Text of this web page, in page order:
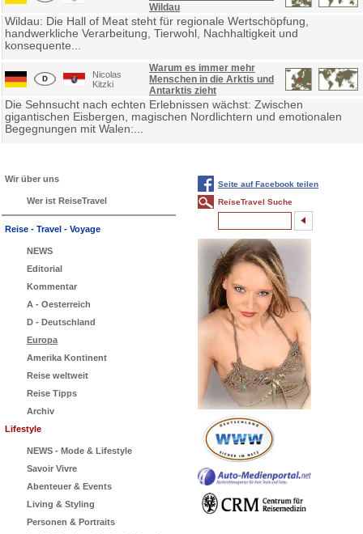
Wildau
Wildau: Die Hall of Meat steht für regionale Wertschöpfung,
handwerkliche Verarbeitung, Tierwohl, Nachhaltigkeit und
konsequente...
Nicolas
Kitzki
Warum es immer mehr
Menschen in die Arktis und
Antarktis zieht
Die Sehnsucht nach echten Erlebnissen wächst: Zwischen
gigantischen Eisbergen, magischen Nordlichtern und emotionalen
Begegnungen mit Walen:...
Wir über uns
Wer ist ReiseTravel
Reise - Travel - Voyage
NEWS
Editorial
Kommentar
A - Oesterreich
D - Deutschland
Europa
Amerika Kontinent
Reise weltweit
Reise Tipps
Archiv
Lifestyle
NEWS - Mode & Lifestyle
Savoir Vivre
Abenteuer & Events
Living & Styling
Personen & Portraits
Seite auf Facebook teilen
ReiseTravel Suche